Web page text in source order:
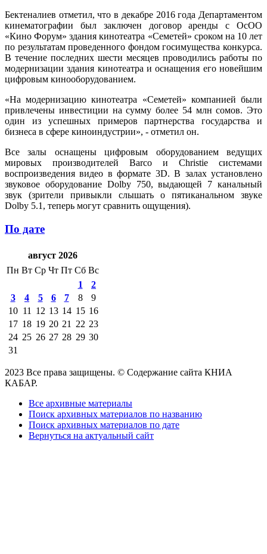
Бектеналиев отметил, что в декабре 2016 года Департаментом
кинематографии был заключен договор аренды с ОсОО
«Кино Форум» здания кинотеатра «Семетей» сроком на 10 лет
по результатам проведенного фондом госимущества конкурса.
В течение последних шести месяцев проводились работы по
модернизации здания кинотеатра и оснащения его новейшим
цифровым кинооборудованием.
«На модернизацию кинотеатра «Семетей» компанией были
привлечены инвестиции на сумму более 54 млн сомов. Это
один из успешных примеров партнерства государства и
бизнеса в сфере киноиндустрии», - отметил он.
Все залы оснащены цифровым оборудованием ведущих
мировых производителей Barco и Christie системами
воспроизведения видео в формате 3D. В залах установлено
звуковое оборудование Dolby 750, выдающей 7 канальный
звук (зрители привыкли слышать о пятиканальном звуке
Dolby 5.1, теперь могут сравнить ощущения).
По дате
август 2026
Пн Вт Ср Чт Пт Сб Вс
1
2
3
4 5 6 7 8
9
10 11 12 13 14 15 16
17 18 19 20 21 22 23
24 25 26 27 28 29 30
31
2023 Все права защищены. © Содержание сайта КНИА
КАБАР.
Все архивные материалы
Поиск архивных материалов по названию
Поиск архивных материалов по дате
Вернуться на актуальный сайт